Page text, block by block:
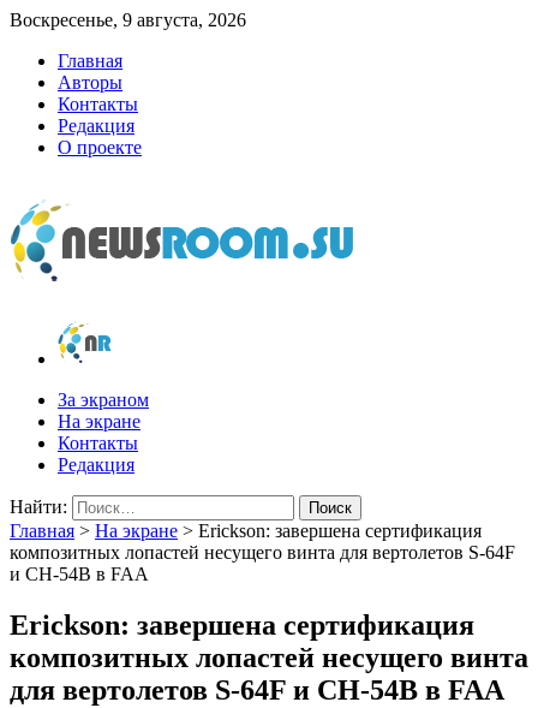
Воскресенье, 9 августа, 2026
Главная
Авторы
Контакты
Редакция
О проекте
newsroom.su
Новости о новостях
За экраном
На экране
Контакты
Редакция
Найти:
Главная > На экране > Erickson: завершена сертификация
композитных лопастей несущего винта для вертолетов S-64F
и CH-54B в FAA
Erickson: завершена сертификация
композитных лопастей несущего винта
для вертолетов S-64F и CH-54B в FAA